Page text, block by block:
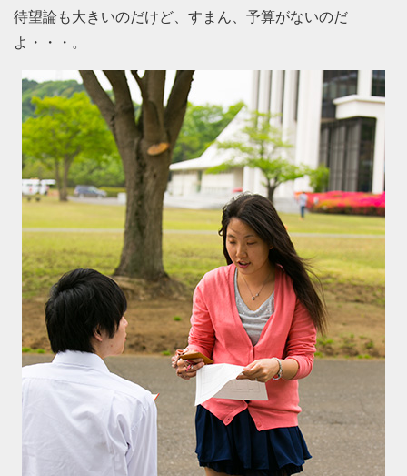
待望論も大きいのだけど、すまん、予算がないのだ
よ・・・。